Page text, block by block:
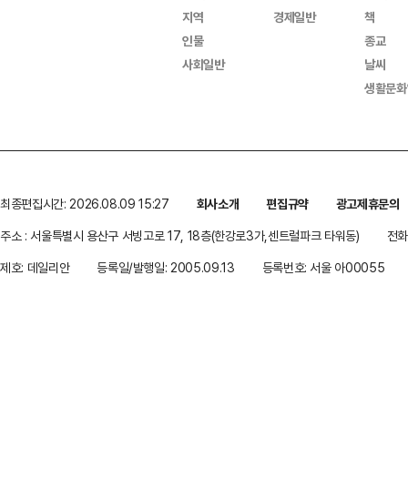
지역
인물
사회일반
경제일반
책
종교
날씨
생활문
최종편집시간: 2026.08.09 15:27 회사소개 편집규약
광고제휴문의
주소 : 서울특별시 용산구 서빙고로 17, 18층(한강로3가,센트럴파크 타워동)
전
제호: 데일리안
등록일/발행일: 2005.09.13 등록번호: 서울 아00055